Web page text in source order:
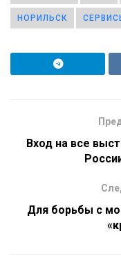
НОРИЛЬСК
Вход на все
Для борьбы с